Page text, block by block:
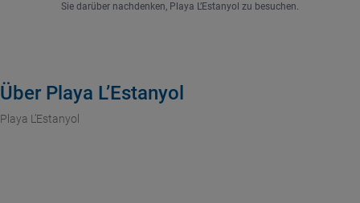
Sie darüber nachdenken, Playa L’Estanyol zu besuchen.
Über Playa L’Estanyol
Playa L’Estanyol